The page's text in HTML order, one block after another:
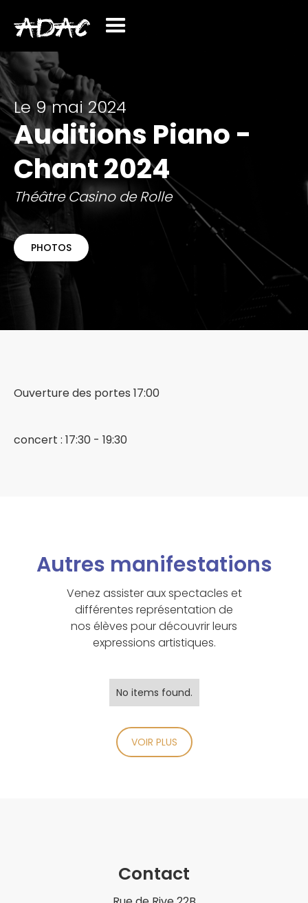
Le 9 mai 2024
Auditions Piano -
Chant 2024
Théâtre Casino de Rolle
PHOTOS
Ouverture des portes 17:00
concert : 17:30 - 19:30
Autres manifestations
Venez assister aux spectacles et
différentes représentation de
nos élèves pour découvrir leurs
expressions artistiques.
No items found.
VOIR PLUS
Contact